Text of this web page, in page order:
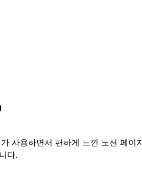
사용하면서 편하게 느낀 노션 페이
다.